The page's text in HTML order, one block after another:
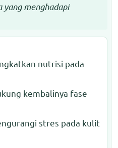
menghadapi
nutrisi pada
kembalinya fase
stres pada kulit